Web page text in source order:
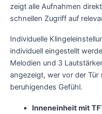
zeigt alle Aufnahmen
schnellen Zugriff auf
Individuelle
individuell eingestellt
Melodien und 3
angezeigt, wer vor der Tür
beruhigendes Gefühl.
Inneneinheit mit